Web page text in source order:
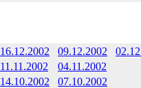
16.12.2002 09.12.2002
11.11.2002
04.11.2002
14.10.2002
07.10.2002